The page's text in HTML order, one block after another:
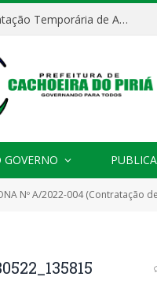
Processo Seletivo nº 001/2025 para Contratação Temporária de Agentes Comunitários de Saúde (ACS)
GOVERNO
Nº A/2022-004 (Contratação de empresa para Aquisição de